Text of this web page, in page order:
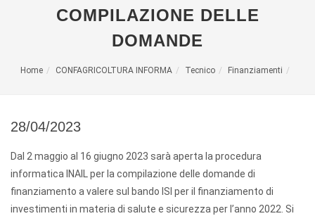
COMPILAZIONE DELLE
DOMANDE
Home CONFAGRICOLTURA INFORMA Tecnico Finanziamenti
28/04/2023
Dal 2 maggio al 16 giugno 2023 sarà aperta la procedura
informatica INAIL per la compilazione delle domande di
finanziamento a valere sul bando ISI per il finanziamento di
investimenti in materia di salute e sicurezza per l’anno 2022. Si